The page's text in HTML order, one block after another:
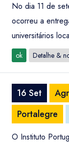
No dia 11 de
ocorreu a
universitários
ok Detalhe &
16 Set
Portalegre
O Instituto